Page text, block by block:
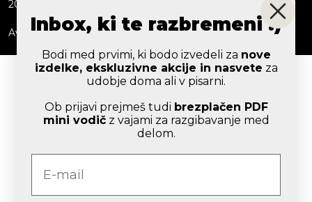
2026 © ERGOLES d. o. o.
Avtorji: Webtim
Inbox, ki te razbremeni :)
Bodi med prvimi, ki bodo izvedeli za nove
izdelke, ekskluzivne akcije in nasvete za
udobje doma ali v pisarni.
Ob prijavi prejmeš tudi brezplačen PDF
mini vodičz vajami za razgibavanje med
delom.